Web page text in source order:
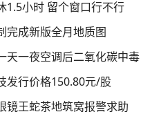
1.5小时 留个窗口行不行
完成新版全月地质图
天一夜空调后二氧化碳中毒
发行价格150.80元/股
镜王蛇茶地筑窝报警求助